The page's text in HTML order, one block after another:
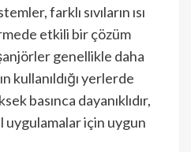
farklı sıvıların ısı
etkili bir çözüm
genellikle daha
kullanıldığı yerlerde
basınca dayanıklıdır,
uygulamalar için uygun